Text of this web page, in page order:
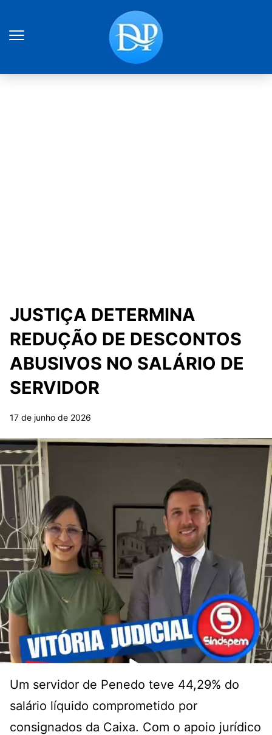
JUSTIÇA DETERMINA
REDUÇÃO DE DESCONTOS
ABUSIVOS NO SALÁRIO DE
SERVIDOR
17 de junho de 2026
Um servidor de Penedo teve 44,29% do
salário líquido comprometido por
consignados da Caixa. Com o apoio jurídico